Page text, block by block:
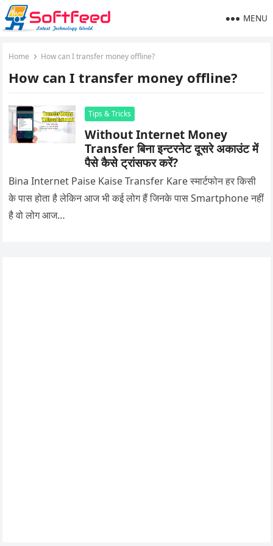
MENU
Home How can I transfer money offline?
How can I transfer money offline?
Tips & Tricks
Without Internet Money
Transfer बिना इन्टरनेट दूसरे अकाउंट में
पैसे कैसे ट्रांसफर करें?
Bina Internet Paise Kaise Transfer Kare स्मार्टफोन हर किसी
के पास होता है लेकिन आज भी कई लोग हैं जिनके पास Smartphone नहीं
है वो लोग आज…